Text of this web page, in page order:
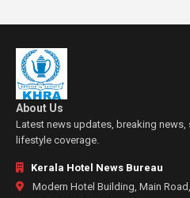
About Us
Latest news updates, breaking news,
lifestyle coverage.
Kerala Hotel News Bureau
Modern Hotel Building, Main